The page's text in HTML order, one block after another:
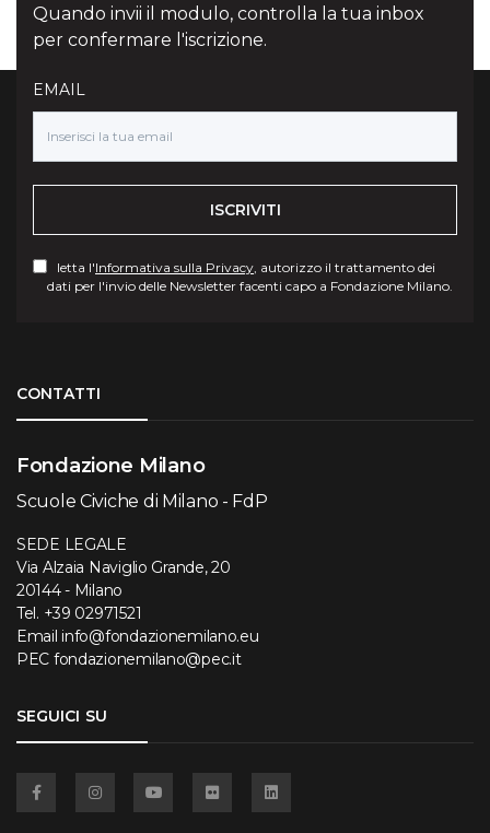
Quando invii il modulo, controlla la tua inbox
per confermare l'iscrizione.
EMAIL
ISCRIVITI
letta l'Informativa sulla Privacy , autorizzo il trattamento dei
dati per l'invio delle Newsletter facenti capo a Fondazione Milano.
CONTATTI
Fondazione Milano
Scuole Civiche di Milano - FdP
SEDE LEGALE
Via Alzaia Naviglio Grande, 20
20144 - Milano
Tel. +39 02971521
Email info@fondazionemilano.eu
PEC fondazionemilano@pec.it
SEGUICI SU